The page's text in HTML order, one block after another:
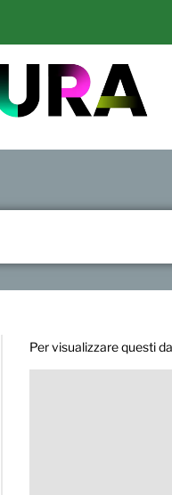
Per visualizzare questi